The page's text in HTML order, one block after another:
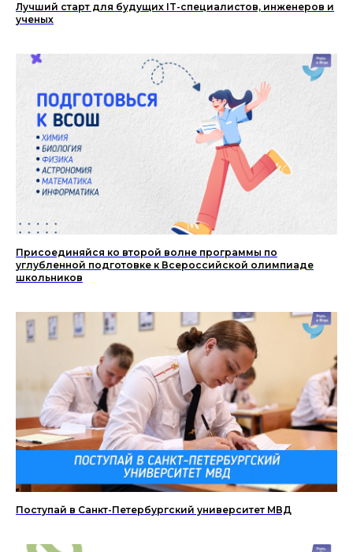
Лучший старт для будущих IT-специалистов, инженеров и
ученых
Присоединяйся ко второй волне программы по
углубленной подготовке к Всероссийской олимпиаде
школьников
Поступай в Санкт-Петербургский университет МВД